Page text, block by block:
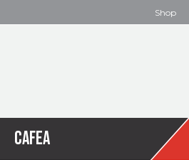
Shop
CAFEA
COPII SI BEBELUSI